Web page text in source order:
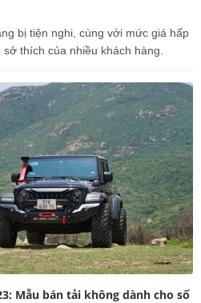
bị tiện nghi, cùng với mức giá hấp
thích của nhiều khách hàng.
Mẫu bán tải không dành cho số